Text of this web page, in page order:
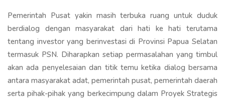
Pemerintah Pusat yakin masih terbuka ruang untuk duduk
berdialog dengan masyarakat dari hati ke hati terutama
tentang investor yang berinvestasi di Provinsi Papua Selatan
termasuk PSN. Diharapkan setiap permasalahan yang timbul
akan ada penyelesaian dan titik temu ketika dialog bersama
antara masyarakat adat, pemerintah pusat, pemerintah daerah
serta pihak-pihak yang berkecimpung dalam Proyek Strategis